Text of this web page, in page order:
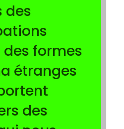
des
formes
étranges
des